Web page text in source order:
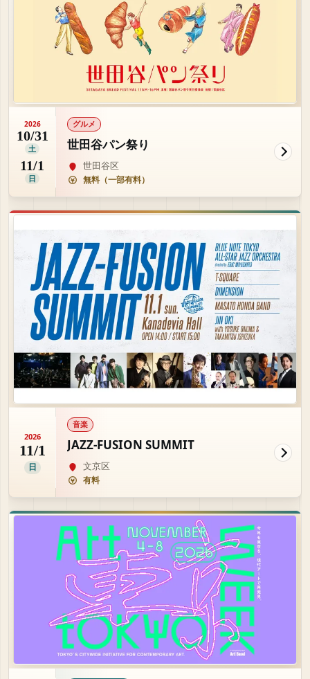
2026
10/31
土
11/1
日
グルメ
世田谷パン祭り
世田谷区
無料（一部有料）
2026
11/1
日
音楽
JAZZ-FUSION SUMMIT
文京区
有料